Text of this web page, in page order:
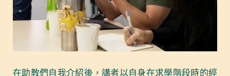
在助教們自我介紹後，講者以自身在求學階段時的經